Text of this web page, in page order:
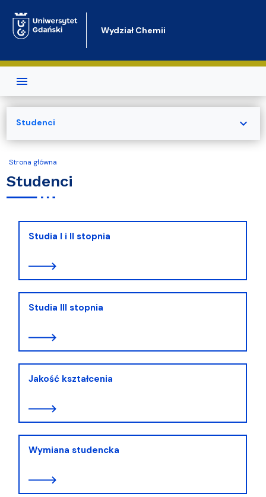
Wydział Chemii
Strona główna
Studenci
Studia I i II stopnia
Studia III stopnia
Jakość kształcenia
Wymiana studencka
Studenci expand_more